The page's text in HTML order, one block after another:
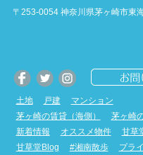
〒253-0054 神奈川県茅ヶ崎市東
土地 戸建
マンション
茅ヶ崎の賃貸（海側）
茅ヶ崎
新着情報
オススメ物件
甘草
甘草堂Blog
#湘南散歩 プラ